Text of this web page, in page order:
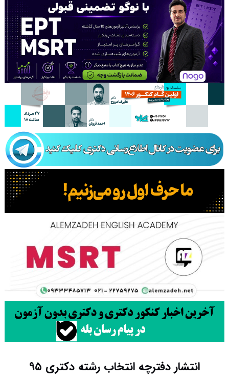
انتشار دفترچه انتخاب رشته دکتری ۹۵